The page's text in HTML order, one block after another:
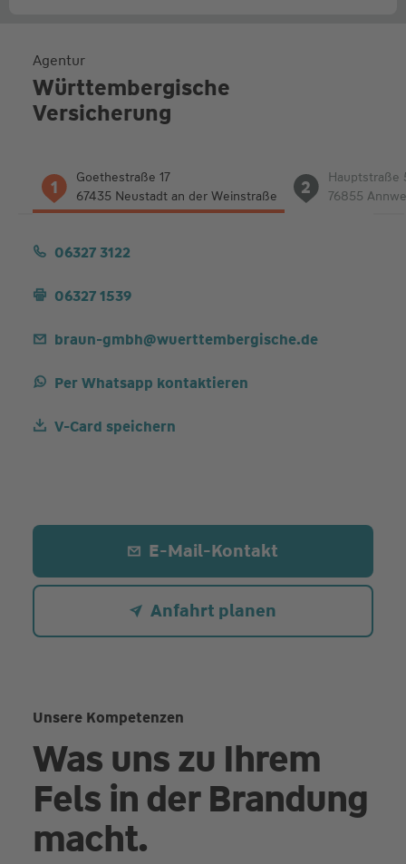
Agentur
Württembergische
Versicherung
Adressen
1
Goethestraße 17
67435 Neustadt an der Weinstraße
2
Hauptstraße
76855
06327 3122
06327 1539
braun-gmbh@wuerttembergische.de
Per Whatsapp kontaktieren
V-Card speichern
E-Mail-Kontakt
Anfahrt planen
Unsere Kompetenzen
Was uns zu Ihrem
Fels in der Brandung
macht.